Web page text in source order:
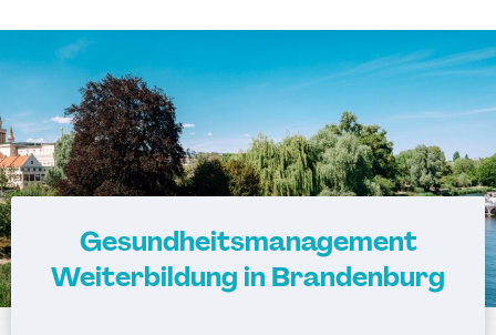
Gesundheitsmanagement
Weiterbildung in Brandenburg